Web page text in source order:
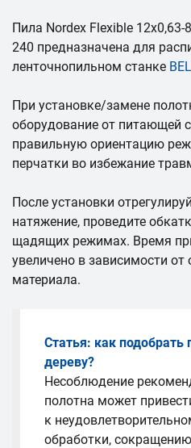
Пила Nordex Flexible 12х0,63-
240 предназначена для
ленточнопильном станке
При установке/замене
оборудование от питающей
правильную ориентацию
перчатки во избежание
После установки
натяжение, проведите
щадящих режимах. Время
увеличено в зависимости
материала.
Статья: как подобрать
дереву?
Несоблюдение
полотна может
к
обработки,